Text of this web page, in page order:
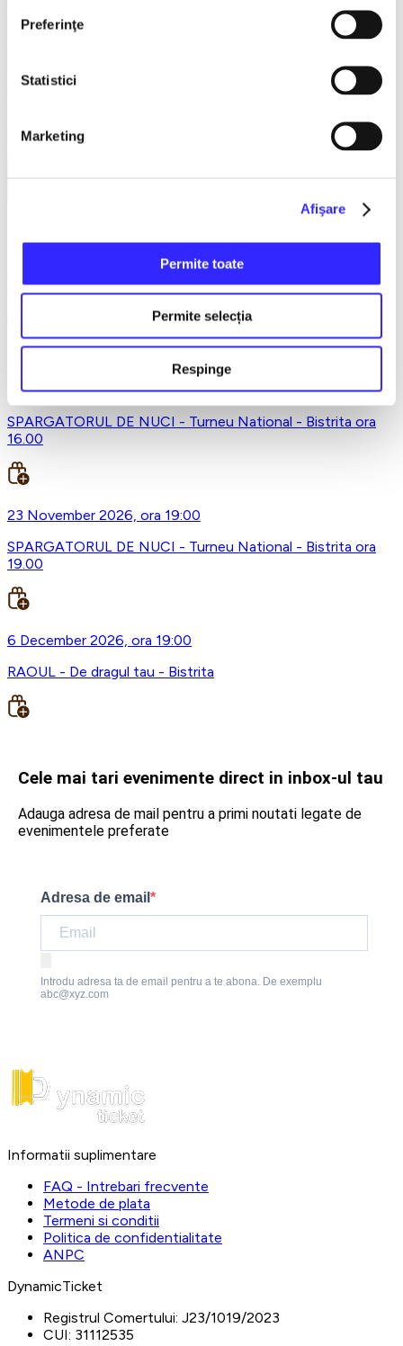
Preferinţe
Statistici
Marketing
Afişare
Permite toate
Permite selecția
Respinge
Smart Ticketing Exclusives
For Kids
Concordia Theater Company
27 September 2026, ora 19:00
Sot de vanzare - Bistrita
23 November 2026, ora 16:00
SPARGATORUL DE NUCI - Turneu National - Bistrita ora
16.00
23 November 2026, ora 19:00
SPARGATORUL DE NUCI - Turneu National - Bistrita ora
19.00
6 December 2026, ora 19:00
RAOUL - De dragul tau - Bistrita
Cele mai tari evenimente direct in inbox-ul tau
Adauga adresa de mail pentru a primi noutati legate de
evenimentele preferate
Adresa de email
Introdu adresa ta de email pentru a te abona. De exemplu
abc@xyz.com
Informatii suplimentare
FAQ - Intrebari frecvente
Metode de plata
Termeni si conditii
Politica de confidentialitate
ANPC
DynamicTicket
Registrul Comertului: J23/1019/2023
CUI: 31112535